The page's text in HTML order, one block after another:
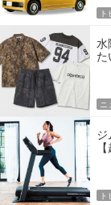
水
た
ニ
ジ